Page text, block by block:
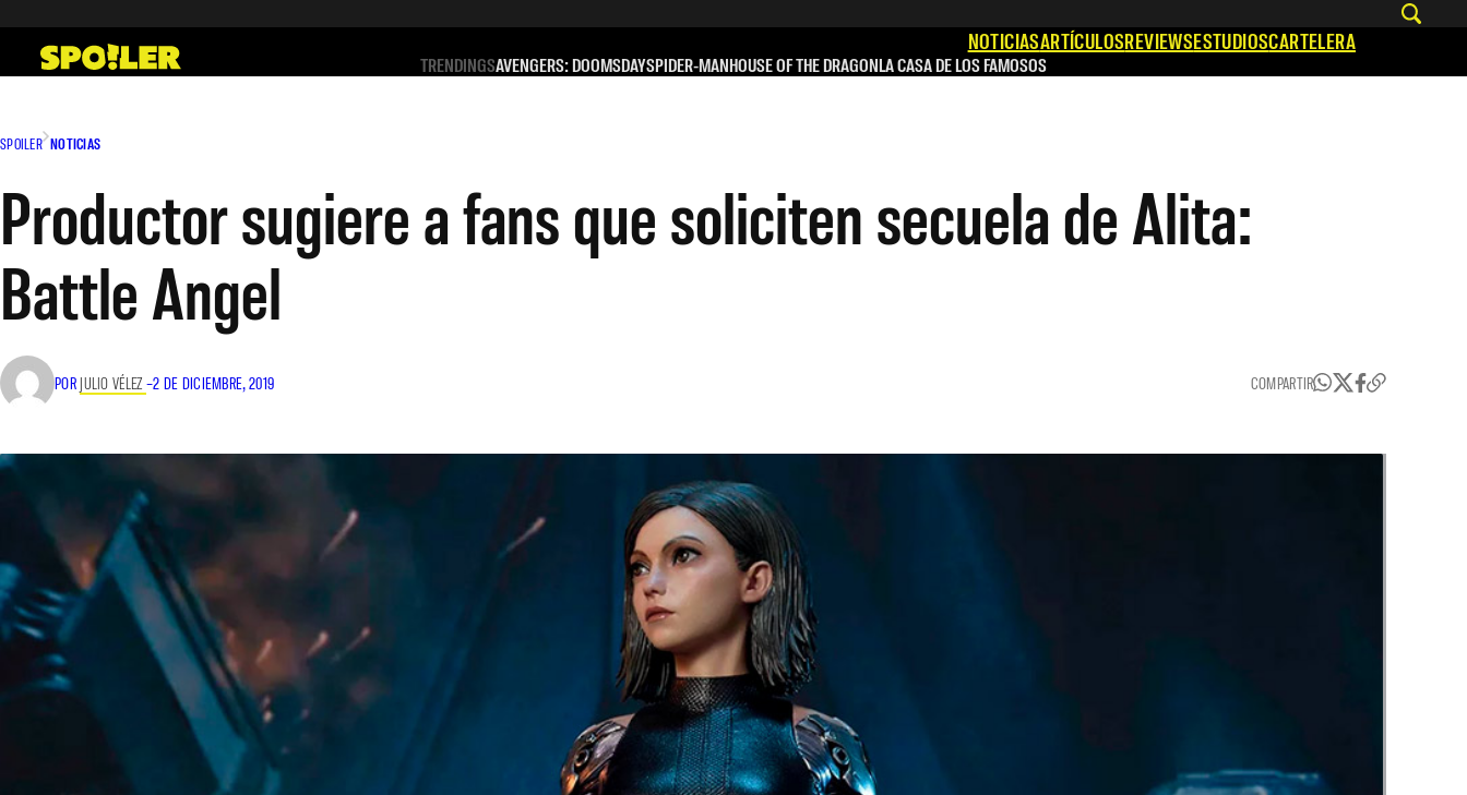
contenido
NOTICIASARTÍCULOSREVIEWSESTUDIOSCARTELERA
TRENDINGSAVENGERS: DOOMSDAYSPIDER-MANHOUSE OF THE DRAGONLA CASA DE LOS FAMOSOS
SPOILER NOTICIAS
Productor sugiere a fans que soliciten secuela de Alita:
Battle Angel
POR JULIO VÉLEZ –2 DE DICIEMBRE, 2019 COMPARTIR